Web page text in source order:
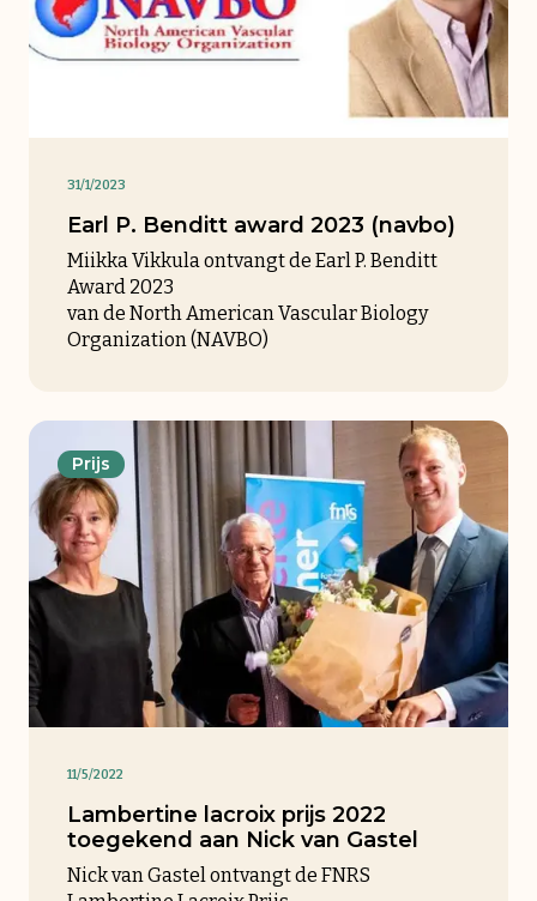
31/1/2023
Earl P. Benditt award 2023 (navbo)
Miikka Vikkula ontvangt de Earl P. Benditt
Award 2023
van de North American Vascular Biology
Organization (NAVBO)
Prijs
11/5/2022
Lambertine lacroix prijs 2022
toegekend aan Nick van Gastel
Nick van Gastel ontvangt de FNRS